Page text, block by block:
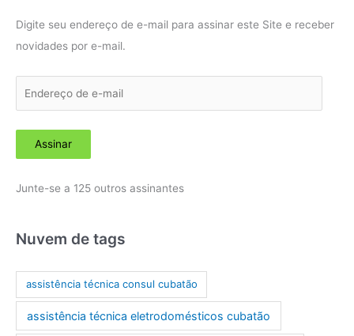
Digite seu endereço de e-mail para assinar este Site e receber
novidades por e-mail.
d
e
o
e
Assinar
Junte-se a 125 outros assinantes
Nuvem de tags
assistência técnica consul cubatão
assistência técnica eletrodomésticos cubatão